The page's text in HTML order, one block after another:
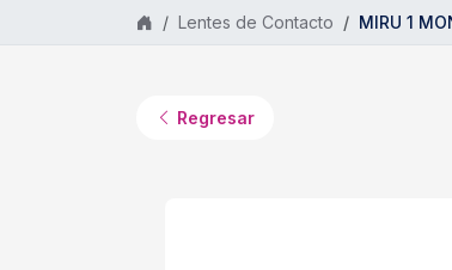
Saltar al contenido principalLentes de Contacto
MIRU 1
Regresar